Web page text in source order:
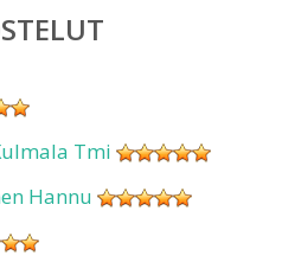
Tmi
Hannu